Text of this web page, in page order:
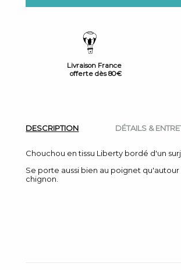
Livraison France
offerte dès 80€
DESCRIPTION DÉTAILS &
Chouchou en tissu Liberty bordé d'un
Se porte aussi bien au poignet
chignon.